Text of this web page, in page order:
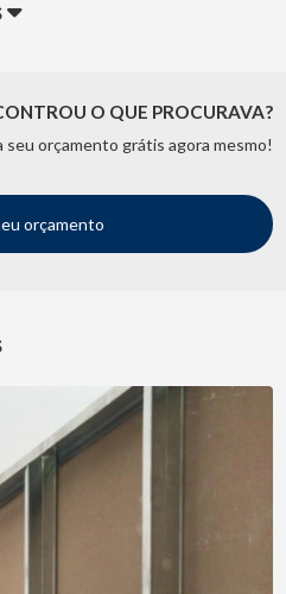
O QUE PROCURAVA?
seu orçamento grátis agora mesmo!
orçamento